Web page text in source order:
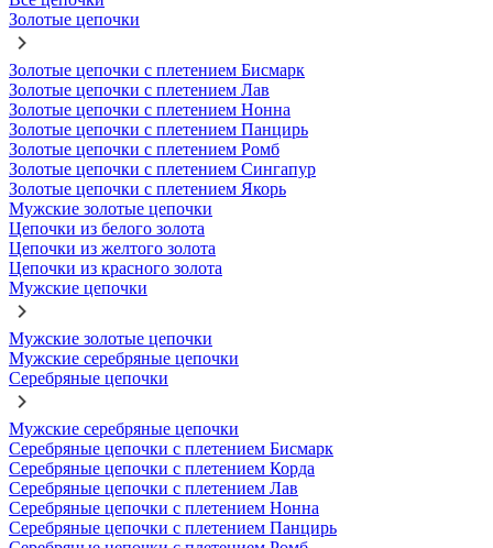
Золотые цепочки
Золотые цепочки с плетением Бисмарк
Золотые цепочки с плетением Лав
Золотые цепочки с плетением Нонна
Золотые цепочки с плетением Панцирь
Золотые цепочки с плетением Ромб
Золотые цепочки с плетением Сингапур
Золотые цепочки с плетением Якорь
Мужские золотые цепочки
Цепочки из белого золота
Цепочки из желтого золота
Цепочки из красного золота
Мужские цепочки
Мужские золотые цепочки
Мужские серебряные цепочки
Серебряные цепочки
Мужские серебряные цепочки
Серебряные цепочки с плетением Бисмарк
Серебряные цепочки с плетением Корда
Серебряные цепочки с плетением Лав
Серебряные цепочки с плетением Нонна
Серебряные цепочки с плетением Панцирь